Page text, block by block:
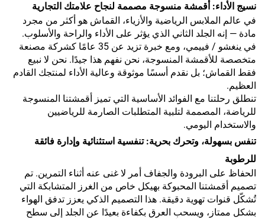
نسيج الأداء: أقمشة منسوجة مصممة لنجاح علامتك التجارية
في عالم الملابس الرياضية والأزياء، القماش هو أكثر من مجرد
مادة — إنه الجلد الثاني الذي يؤثر على الأداء والراحة والأسلوب.
في ينغشو / فييمي، ومع خبرة تزيد عن 35 عامًا كشركة مصنعة
متخصصة للأقمشة المنسوجة، نحن نفهم هذا جيدًا. نحن لا نبيع
فقط القماش؛ بل نقدم أسسًا موثوقة وعالية الأداء لمنتجك القادم
العظيم.
تنطلق رحلتنا مع الفوائد الأساسية التي تميز أقمشتنا المنسوجة
للرياضة، المصممة لتلبية المتطلبات الصارمة للرياضيين
والاستخدام اليومي.
تنفس بسهولة، وتحرك بحرية: تنفسية استثنائية وإدارة فائقة
للرطوبة
الحفاظ على البرودة والجفاف أمر لا غنى عنه أثناء التمرين. تم
تصميم أقمشتنا المحبوكة بهيكل خاص من الغرز المتشابكة التي
تُشكّل قنوات تهوية دقيقة. هذا التصميم الذكي يعزز تدفق الهواء
بشكل ممتاز، ويسحب العرق بكفاءة بعيدًا عن الجلد إلى سطح